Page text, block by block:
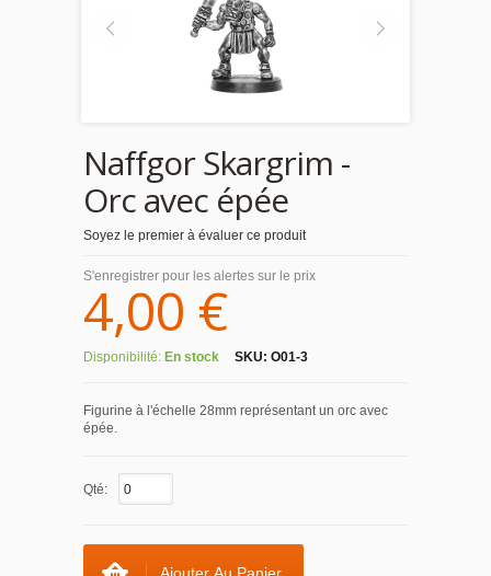
Naffgor Skargrim -
Orc avec épée
Soyez le premier à évaluer ce produit
S'enregistrer pour les alertes sur le prix
4,00 €
Disponibilité: En stock SKU: O01-3
Figurine à l'échelle 28mm représentant un orc avec
épée.
Qté: